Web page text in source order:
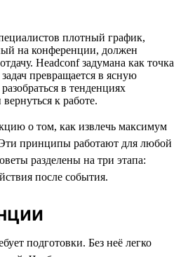
плотный график,
на конференции, должен
Headсonf задумана как точка
превращается в ясную
в тенденциях
к работе.
о том, как извлечь максимум
принципы работают для любой
разделены на три этапа:
после события.
подготовки. Без неё легко